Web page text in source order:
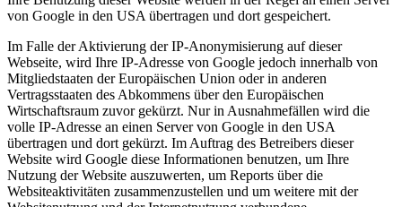
von Google in den USA übertragen und dort gespeichert.
Im Falle der Aktivierung der IP-Anonymisierung auf dieser
Webseite, wird Ihre IP-Adresse von Google jedoch innerhalb von
Mitgliedstaaten der Europäischen Union oder in anderen
Vertragsstaaten des Abkommens über den Europäischen
Wirtschaftsraum zuvor gekürzt. Nur in Ausnahmefällen wird die
volle IP-Adresse an einen Server von Google in den USA
übertragen und dort gekürzt. Im Auftrag des Betreibers dieser
Website wird Google diese Informationen benutzen, um Ihre
Nutzung der Website auszuwerten, um Reports über die
Websiteaktivitäten zusammenzustellen und um weitere mit der